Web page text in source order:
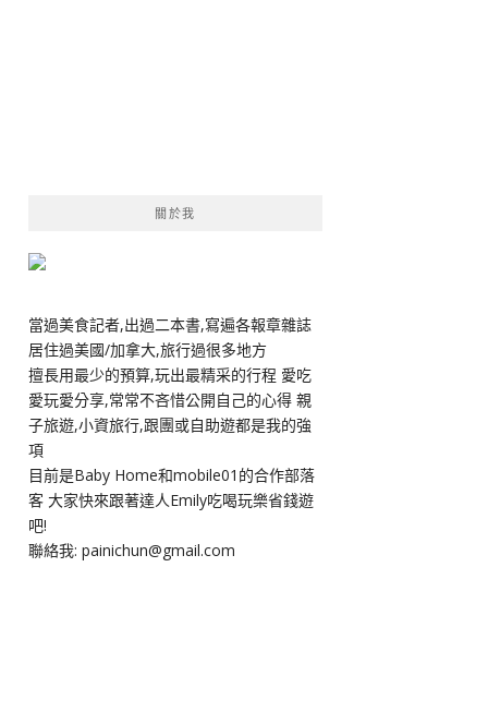
關於我
當過美食記者,出過二本書,寫遍各報章雜誌
居住過美國/加拿大,旅行過很多地方
擅長用最少的預算,玩出最精采的行程 愛吃
愛玩愛分享,常常不吝惜公開自己的心得 親
子旅遊,小資旅行,跟團或自助遊都是我的強
項
目前是Baby Home和mobile01的合作部落
客 大家快來跟著達人Emily吃喝玩樂省錢遊
吧!
聯絡我: painichun@gmail.com